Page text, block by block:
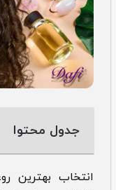
جدول محتوا
انتخاب بهترین